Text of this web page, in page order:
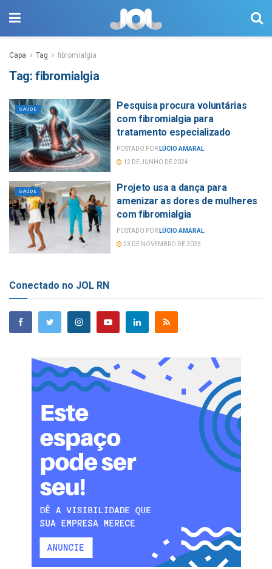
Capa Tag fibromialgia
Tag: fibromialgia
SAÚDE
Pesquisa procura voluntárias
com fibromialgia para
tratamento especializado
POSTADO POR LÚCIO AMARAL
12 DE JUNHO DE 2024
SAÚDE
Projeto usa a dança para
amenizar as dores de mulheres
com fibromialgia
POSTADO POR LÚCIO AMARAL
23 DE NOVEMBRO DE 2023
Conectado no JOL RN